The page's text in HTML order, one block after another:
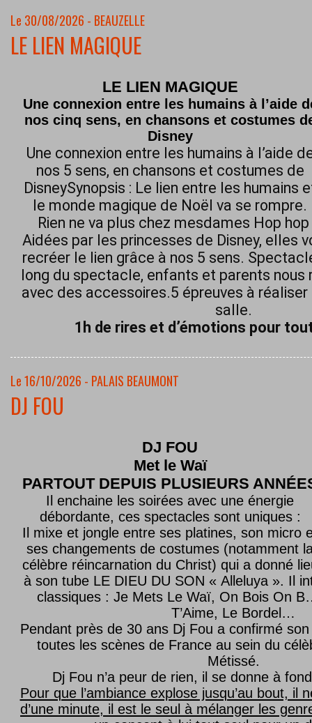
Le 30/08/2026 - BEAUZELLE
LE LIEN MAGIQUE
LE LIEN MAGIQUE
Une connexion entre les humains à l’aide
nos cinq sens, en chansons et costumes
Disney
Une connexion entre les humains à l’aide
nos 5 sens, en chansons et costumes de
DisneySynopsis : Le lien entre les humains
le monde magique de Noël va se rompre.
Rien ne va plus chez mesdames Hop
Aidées par les princesses de Disney, elles
recréer le lien grâce à nos 5 sens.
long du spectacle, enfants et parents nous
avec des accessoires.5 épreuves à
salle.
1h de rires et d’émotions pour
Le 16/10/2026 - PALAIS BEAUMONT
DJ FOU
DJ FOU
Met le Waï
PARTOUT DEPUIS PLUSIEURS
Il enchaine les soirées avec une énergie
débordante, ces spectacles sont uniques :
Il mixe et jongle entre ses platines, son micro
ses changements de costumes (notamment
célèbre réincarnation du Christ) qui a donné
à son tube LE DIEU DU SON « Alleluya ». Il
classiques : Je Mets Le Waï, On Bois On
T’Aime, Le Bordel…
Pendant près de 30 ans Dj Fou a confirmé son
toutes les scènes de France au sein du
Métissé.
Dj Fou n’a peur de rien, il se donne à
Pour que l’ambiance explose jusqu’au bout, il
d’une minute, il est le seul à mélanger les